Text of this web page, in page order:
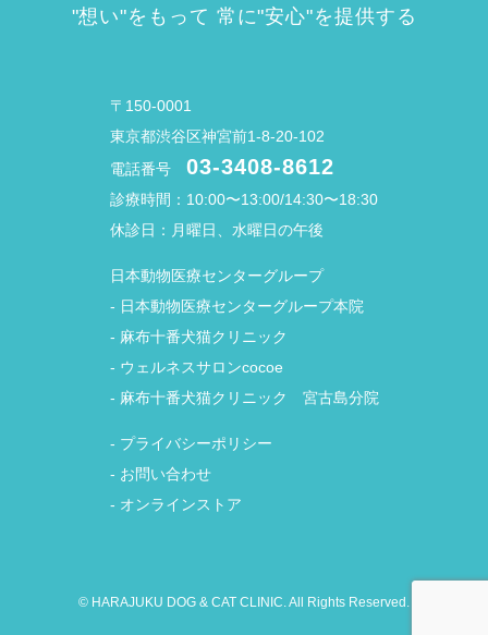
"想い"をもって 常に"安心"を提供する
〒150-0001
東京都渋谷区神宮前1-8-20-102
電話番号 03-3408-8612
診療時間：10:00〜13:00/14:30〜18:30
休診日：月曜日、水曜日の午後
日本動物医療センターグループ
- 日本動物医療センターグループ本院
- 麻布十番犬猫クリニック
- ウェルネスサロンcocoe
- 麻布十番犬猫クリニック 宮古島分院
- プライバシーポリシー
- お問い合わせ
- オンラインストア
© HARAJUKU DOG & CAT CLINIC. All Rights Reserved.